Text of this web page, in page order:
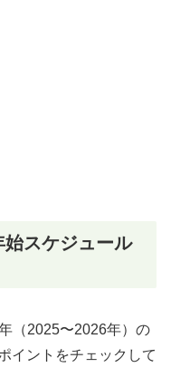
スケジュール
（2025〜2026年）の
イントをチェックして